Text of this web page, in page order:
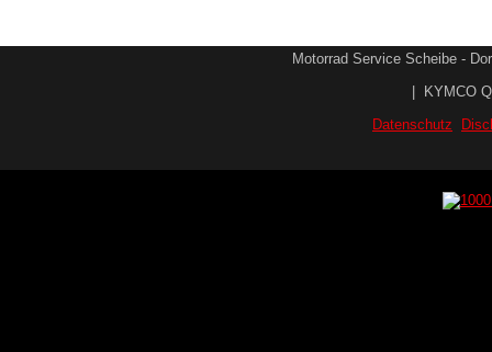
Motorrad Service Scheibe -
KYMCO
Datenschutz